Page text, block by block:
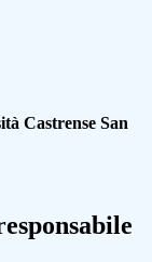
Castrense San